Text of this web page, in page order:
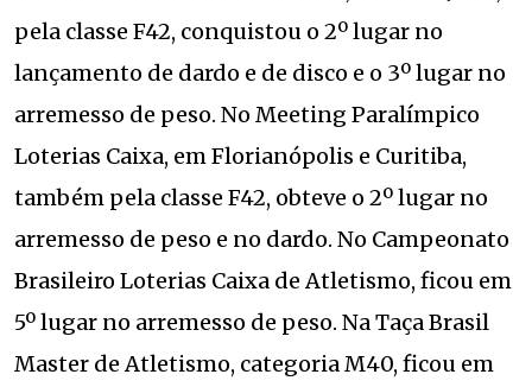
pela classe F42, conquistou o 2º lugar no
lançamento de dardo e de disco e o 3º lugar no
arremesso de peso. No Meeting Paralímpico
Loterias Caixa, em Florianópolis e Curitiba,
também pela classe F42, obteve o 2º lugar no
arremesso de peso e no dardo. No Campeonato
Brasileiro Loterias Caixa de Atletismo, ficou em
5º lugar no arremesso de peso. Na Taça Brasil
Master de Atletismo, categoria M40, ficou em